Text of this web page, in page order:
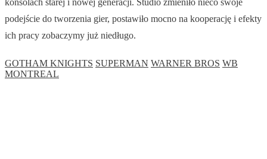
konsolach starej i nowej generacji. Studio zmieniło nieco swoje
podejście do tworzenia gier, postawiło mocno na kooperację i efekty
ich pracy zobaczymy już niedługo.
GOTHAM KNIGHTS SUPERMAN WARNER BROS WB
MONTREAL